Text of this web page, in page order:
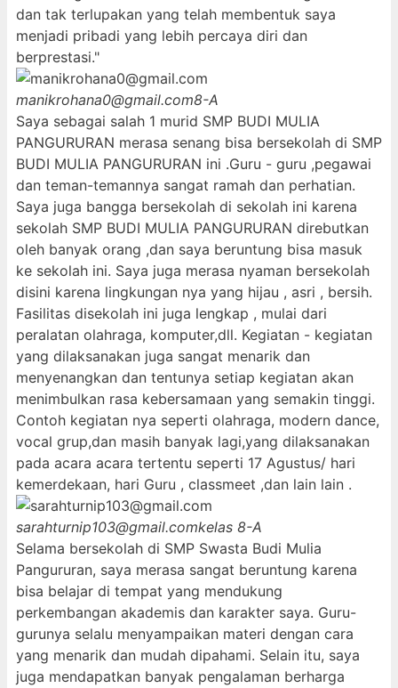
dan tak terlupakan yang telah membentuk saya
menjadi pribadi yang lebih percaya diri dan
berprestasi."
manikrohana0@gmail.com8-A
Saya sebagai salah 1 murid SMP BUDI MULIA
PANGURURAN merasa senang bisa bersekolah di SMP
BUDI MULIA PANGURURAN ini .Guru - guru ,pegawai
dan teman-temannya sangat ramah dan perhatian.
Saya juga bangga bersekolah di sekolah ini karena
sekolah SMP BUDI MULIA PANGURURAN direbutkan
oleh banyak orang ,dan saya beruntung bisa masuk
ke sekolah ini. Saya juga merasa nyaman bersekolah
disini karena lingkungan nya yang hijau , asri , bersih.
Fasilitas disekolah ini juga lengkap , mulai dari
peralatan olahraga, komputer,dll. Kegiatan - kegiatan
yang dilaksanakan juga sangat menarik dan
menyenangkan dan tentunya setiap kegiatan akan
menimbulkan rasa kebersamaan yang semakin tinggi.
Contoh kegiatan nya seperti olahraga, modern dance,
vocal grup,dan masih banyak lagi,yang dilaksanakan
pada acara acara tertentu seperti 17 Agustus/ hari
kemerdekaan, hari Guru , classmeet ,dan lain lain .
sarahturnip103@gmail.comkelas 8-A
Selama bersekolah di SMP Swasta Budi Mulia
Pangururan, saya merasa sangat beruntung karena
bisa belajar di tempat yang mendukung
perkembangan akademis dan karakter saya. Guru-
gurunya selalu menyampaikan materi dengan cara
yang menarik dan mudah dipahami. Selain itu, saya
juga mendapatkan banyak pengalaman berharga